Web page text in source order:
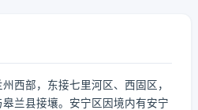
西部，东接七里河区、西固区，
兰县接壤。安宁区因境内有安宁